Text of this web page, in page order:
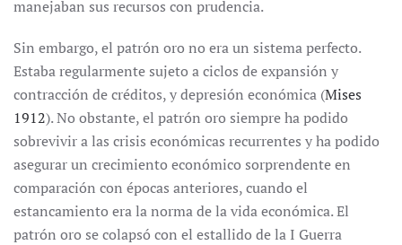
manejaban sus recursos con prudencia.
Sin embargo, el patrón oro no era un sistema perfecto.
Estaba regularmente sujeto a ciclos de expansión y
contracción de créditos, y depresión económica (Mises
1912). No obstante, el patrón oro siempre ha podido
sobrevivir a las crisis económicas recurrentes y ha podido
asegurar un crecimiento económico sorprendente en
comparación con épocas anteriores, cuando el
estancamiento era la norma de la vida económica. El
patrón oro se colapsó con el estallido de la I Guerra